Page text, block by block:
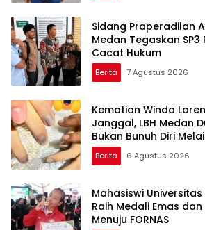
Sidang Praperadilan
Medan Tegaskan SP3
Cacat Hukum
Berita 7 Agustus 2026
Kematian Winda
Janggal, LBH Medan
Bukan Bunuh Diri
Tundak Pidana
Berita 6 Agustus 2026
Mahasiswi
Raih Medali Emas
Menuju FORNAS